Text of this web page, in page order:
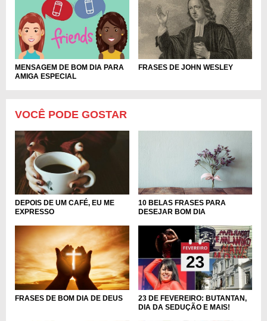
MENSAGEM DE BOM DIA PARA
AMIGA ESPECIAL
FRASES DE JOHN WESLEY
VOCÊ PODE GOSTAR
DEPOIS DE UM CAFÉ, EU ME
EXPRESSO
10 BELAS FRASES PARA
DESEJAR BOM DIA
FRASES DE BOM DIA DE DEUS
23 DE FEVEREIRO: BUTANTAN,
DIA DA SEDUÇÃO E MAIS!